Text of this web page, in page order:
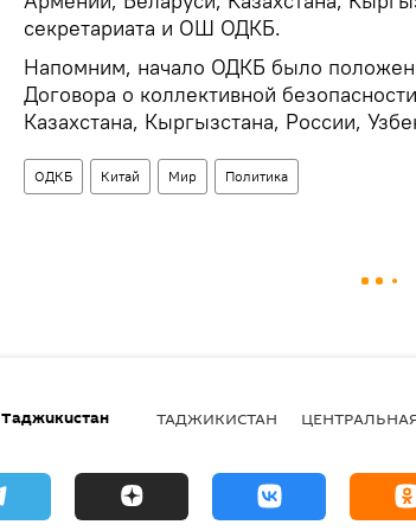
секретариата и ОШ ОДКБ.
Напомним, начало ОДКБ было
Договора о коллективной
Казахстана, Кыргызстана, России,
ОДКБ Китай Мир Политика
Таджикистан ТАДЖИКИСТАН